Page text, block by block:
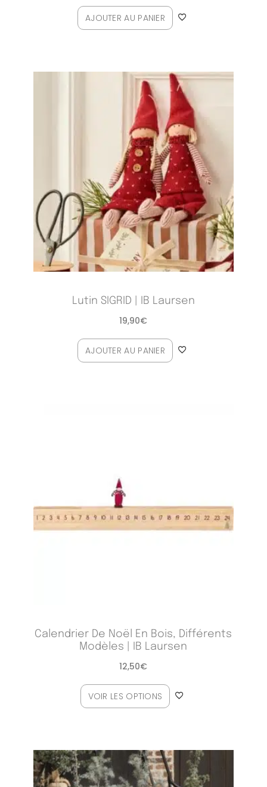
AJOUTER AU PANIER
Lutin SIGRID | IB Laursen
19,90€
AJOUTER AU PANIER
Calendrier De Noël En Bois, Différents
Modèles | IB Laursen
12,50€
VOIR LES OPTIONS